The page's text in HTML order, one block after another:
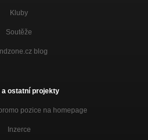
Kluby
Soutěže
blog
a ostatní projekty
pozice na homepage
Inzerce